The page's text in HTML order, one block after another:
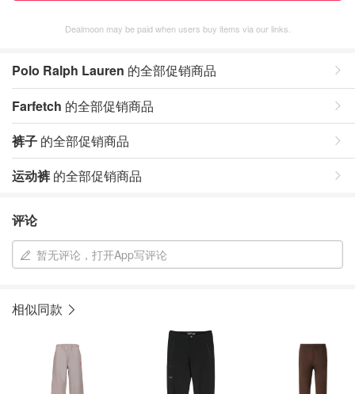
Dealmoon may be paid when users buy items via our links.
Polo Ralph Lauren 的全部促销商品
Farfetch 的全部促销商品
裤子 的全部促销商品
运动裤 的全部促销商品
评论
暂无评论，打开App写评论
相似同款